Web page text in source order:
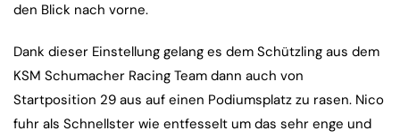
den Blick nach vorne.
Dank dieser Einstellung gelang es dem Schützling aus dem
KSM Schumacher Racing Team dann auch von
Startposition 29 aus auf einen Podiumsplatz zu rasen. Nico
fuhr als Schnellster wie entfesselt um das sehr enge und